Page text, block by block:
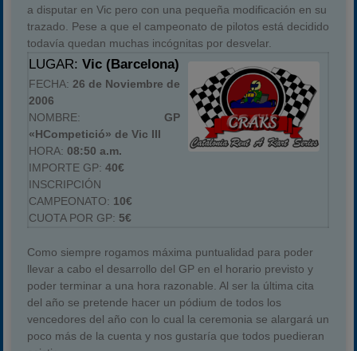
a disputar en Vic pero con una pequeña modificación en su
trazado. Pese a que el campeonato de pilotos está decidido
todavía quedan muchas incógnitas por desvelar.
LUGAR:Vic (Barcelona)
FECHA:26 de Noviembre de
2006
NOMBRE:GP
«HCompetició» de Vic III
HORA:08:50 a.m.
IMPORTE GP:40€
INSCRIPCIÓN
CAMPEONATO: 10€
CUOTA POR GP: 5€
Como siempre rogamos máxima puntualidad para poder
llevar a cabo el desarrollo del GP en el horario previsto y
poder terminar a una hora razonable. Al ser la última cita
del año se pretende hacer un pódium de todos los
vencedores del año con lo cual la ceremonia se alargará un
poco más de la cuenta y nos gustaría que todos puedieran